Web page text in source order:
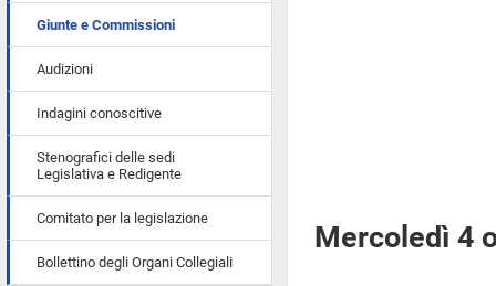
Giunte e Commissioni
Audizioni
Indagini conoscitive
Stenografici delle sedi
Legislativa e Redigente
Comitato per la legislazione
Bollettino degli Organi Collegiali
Mercoledì 4